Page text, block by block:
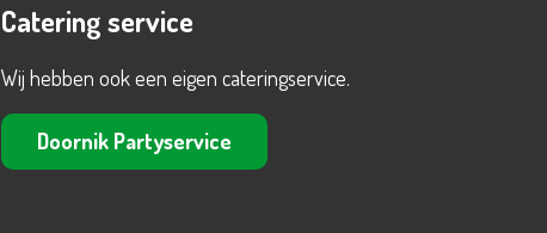
Catering service
Wij hebben ook een eigen cateringservice.
Doornik Partyservice